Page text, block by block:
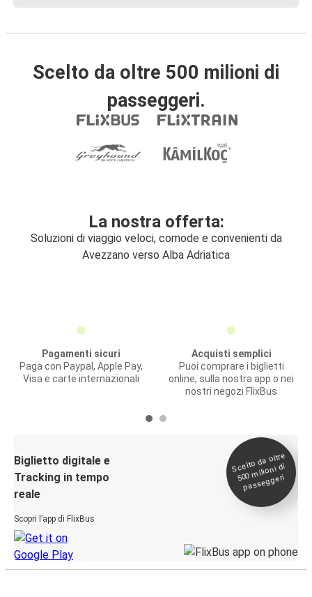
Scelto da oltre 500 milioni di
passeggeri.
La nostra offerta:
Soluzioni di viaggio veloci, comode e convenienti da
Avezzano verso Alba Adriatica
Pagamenti sicuri
Paga con Paypal, Apple Pay,
Visa e carte internazionali
Acquisti semplici
Puoi comprare i biglietti
online, sulla nostra app o nei
nostri negozi FlixBus
Biglietto digitale e
Tracking in tempo
reale
Scopri l’app di FlixBus
Scelto da oltre
500
milioni di
passeggeri